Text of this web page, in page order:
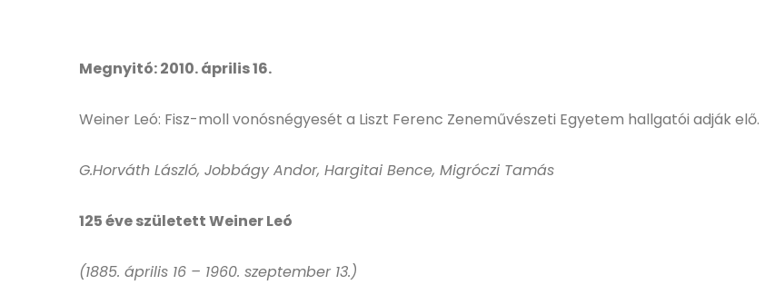
Megnyitó: 2010. április 16.
Weiner Leó: Fisz-moll vonósnégyesét a Liszt Ferenc Zeneművészeti Egyetem hallgatói adják elő.
G.Horváth László, Jobbágy Andor, Hargitai Bence, Migróczi Tamás
125 éve született Weiner Leó
(1885. április 16 – 1960. szeptember 13.)